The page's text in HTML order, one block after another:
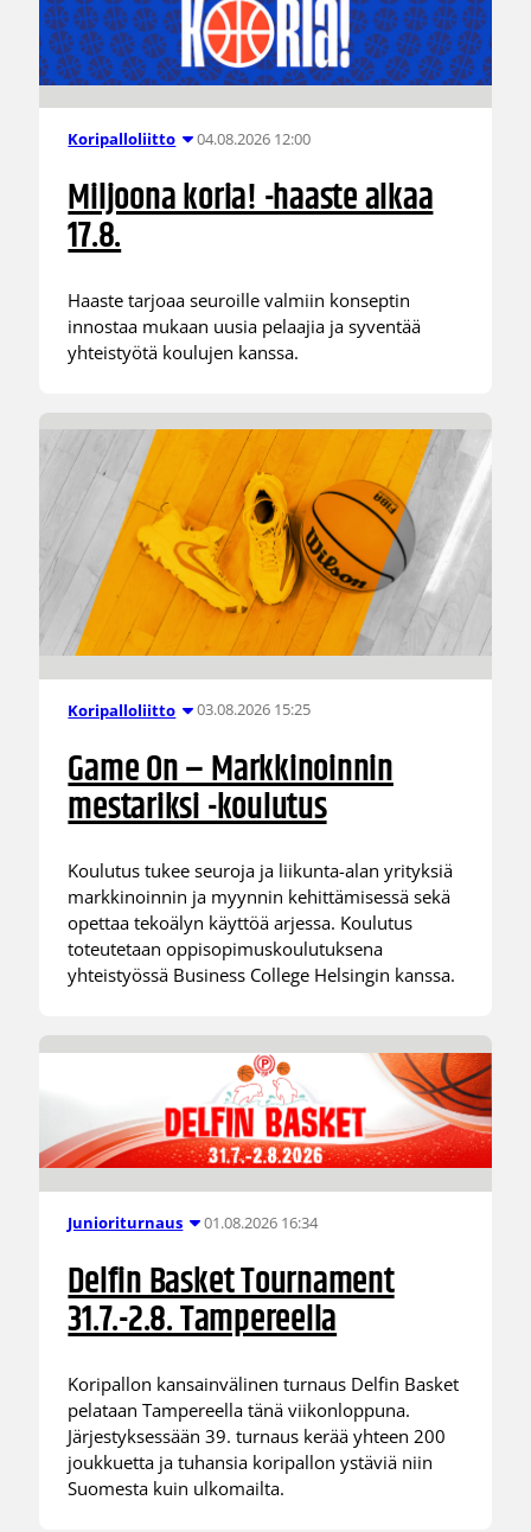
Koripalloliitto 04.08.2026 12:00
Miljoona koria! -haaste alkaa
17.8.
Haaste tarjoaa seuroille valmiin konseptin
innostaa mukaan uusia pelaajia ja syventää
yhteistyötä koulujen kanssa.
Koripalloliitto 03.08.2026 15:25
Game On – Markkinoinnin
mestariksi -koulutus
Koulutus tukee seuroja ja liikunta-alan yrityksiä
markkinoinnin ja myynnin kehittämisessä sekä
opettaa tekoälyn käyttöä arjessa. Koulutus
toteutetaan oppisopimuskoulutuksena
yhteistyössä Business College Helsingin kanssa.
Junioriturnaus 01.08.2026 16:34
Delfin Basket Tournament
31.7.-2.8. Tampereella
Koripallon kansainvälinen turnaus Delfin Basket
pelataan Tampereella tänä viikonloppuna.
Järjestyksessään 39. turnaus kerää yhteen 200
joukkuetta ja tuhansia koripallon ystäviä niin
Suomesta kuin ulkomailta.